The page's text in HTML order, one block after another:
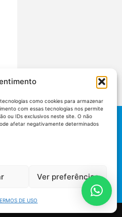
como cookies para armazenar
com essas tecnologias nos permite
ou IDs exclusivos neste site. O não
afetar negativamente determinados
Ver preferências
DE USO